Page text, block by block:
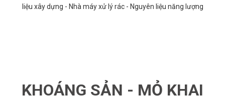
liệu xây dựng - Nhà máy xử lý rác - Nguyên liệu năng lượng
KHOÁNG SẢN - MỎ KHAI